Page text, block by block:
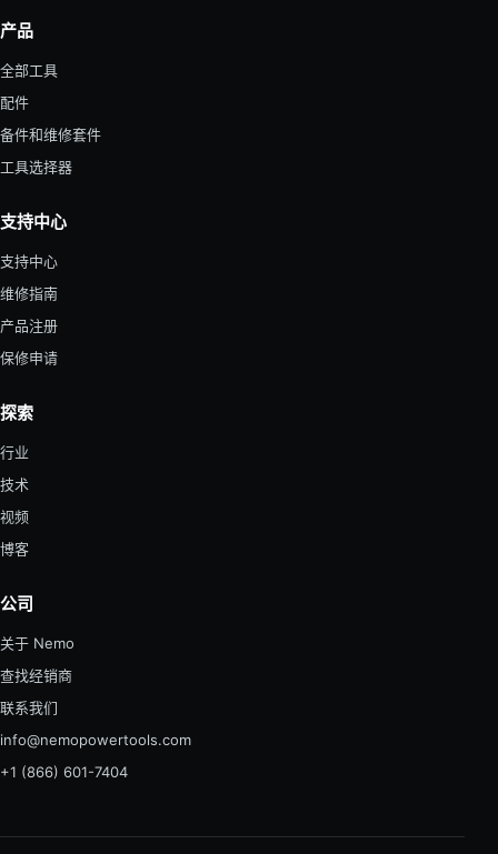
产品
全部工具
配件
备件和维修套件
工具选择器
支持中心
支持中心
维修指南
产品注册
保修申请
探索
行业
技术
视频
博客
公司
关于 Nemo
查找经销商
联系我们
info@nemopowertools.com
+1 (866) 601-7404